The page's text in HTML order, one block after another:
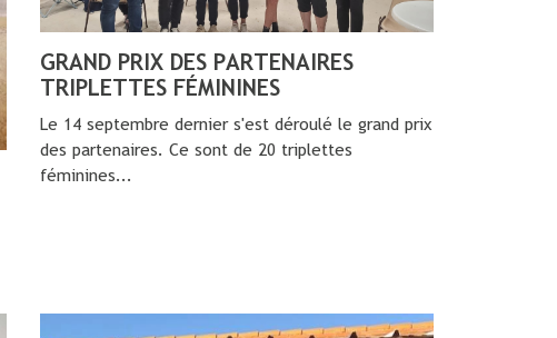
GRAND PRIX DES PARTENAIRES
TRIPLETTES FÉMININES
Le 14 septembre dernier s'est déroulé le grand prix
des partenaires. Ce sont de 20 triplettes
féminines...